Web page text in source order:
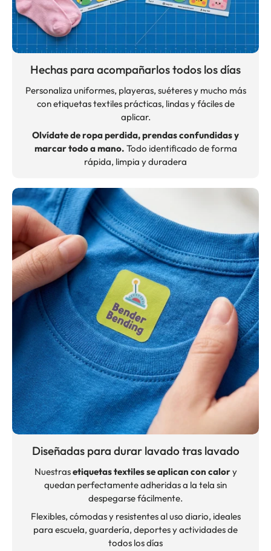
Hechas para acompañarlos todos los días
Personaliza uniformes, playeras, suéteres y mucho más
con etiquetas textiles prácticas, lindas y fáciles de
aplicar.
Olvídate de ropa perdida, prendas confundidas y
marcar todo a mano. Todo identificado de forma
rápida, limpia y duradera
Diseñadas para durar lavado tras lavado
Nuestrasetiquetas textiles se aplican con calory
quedan perfectamente adheridas a la tela sin
despegarse fácilmente.
Flexibles, cómodas y resistentes al uso diario, ideales
para escuela, guardería, deportes y actividades de
todos los días